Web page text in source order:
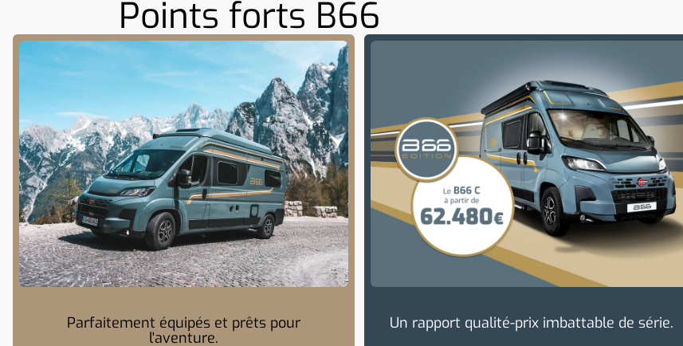
Points forts B66
Parfaitement équipés et prêts pour
l'aventure.
Un rapport qualité-prix imbattable de série.